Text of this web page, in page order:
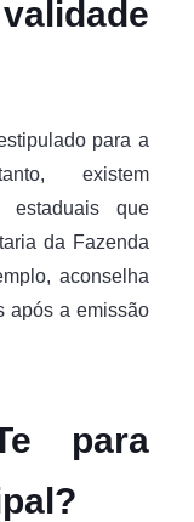
para a
existem
estaduais que
da Fazenda
aconselha
após a emissão
para